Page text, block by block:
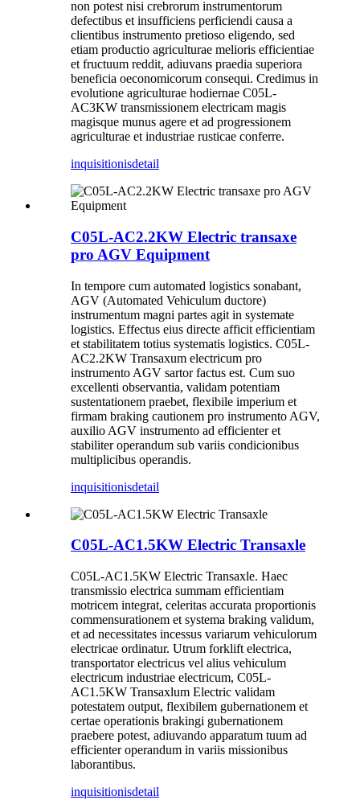
non potest nisi crebrorum instrumentorum
defectibus et insufficiens perficiendi causa a
clientibus instrumento pretioso eligendo, sed
etiam productio agriculturae melioris efficientiae
et fructuum reddit, adiuvans praedia superiora
beneficia oeconomicorum consequi. Credimus in
evolutione agriculturae hodiernae C05L-
AC3KW transmissionem electricam magis
magisque munus agere et ad progressionem
agriculturae et industriae rusticae conferre.
inquisitionisdetail
C05L-AC2.2KW Electric transaxe
pro AGV Equipment
In tempore cum automated logistics sonabant,
AGV (Automated Vehiculum ductore)
instrumentum magni partes agit in systemate
logistics. Effectus eius directe afficit efficientiam
et stabilitatem totius systematis logistics. C05L-
AC2.2KW Transaxum electricum pro
instrumento AGV sartor factus est. Cum suo
excellenti observantia, validam potentiam
sustentationem praebet, flexibile imperium et
firmam braking cautionem pro instrumento AGV,
auxilio AGV instrumento ad efficienter et
stabiliter operandum sub variis condicionibus
multiplicibus operandis.
inquisitionisdetail
C05L-AC1.5KW Electric Transaxle
C05L-AC1.5KW Electric Transaxle. Haec
transmissio electrica summam efficientiam
motricem integrat, celeritas accurata proportionis
commensurationem et systema braking validum,
et ad necessitates incessus variarum vehiculorum
electricae ordinatur. Utrum forklift electrica,
transportator electricus vel alius vehiculum
electricum industriae electricum, C05L-
AC1.5KW Transaxlum Electric validam
potestatem output, flexibilem gubernationem et
certae operationis brakingi gubernationem
praebere potest, adiuvando apparatum tuum ad
efficienter operandum in variis missionibus
laborantibus.
inquisitionisdetail